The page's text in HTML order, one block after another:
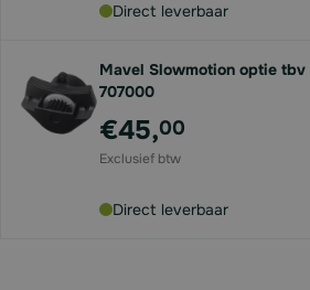
Direct leverbaar
Mavel Slowmotion optie tbv
707000
€45,00
Direct leverbaar